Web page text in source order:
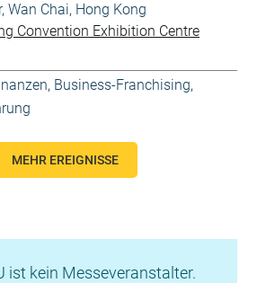
Wan Chai, Hong Kong
Convention Exhibition Centre
, Business-Franchising,
MEHR EREIGNISSE
ist kein Messeveranstalter.